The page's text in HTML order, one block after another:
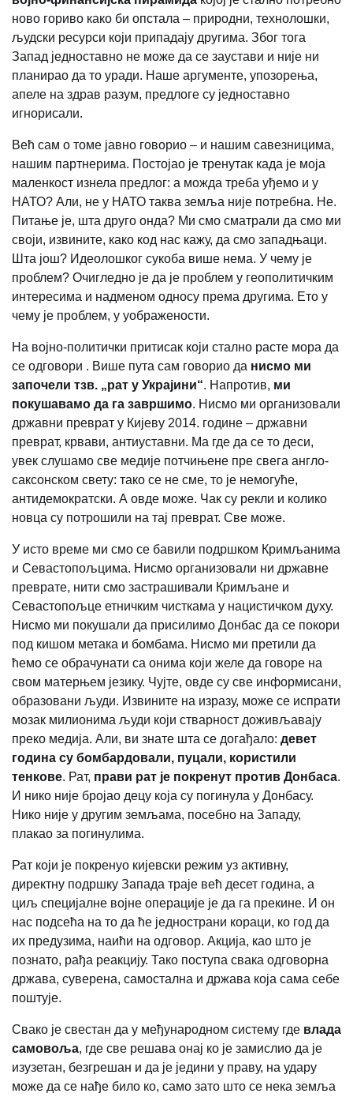
ново гориво како би опстала – природни, технолошки,
људски ресурси који припадају другима. Због тога
Запад једноставно не може да се заустави и није ни
планирао да то уради. Наше аргументе, упозорења,
апеле на здрав разум, предлоге су једноставно
игнорисали.
Већ сам о томе јавно говорио – и нашим савезницима,
нашим партнерима. Постојао је тренутак када је моја
маленкост изнела предлог: а можда треба уђемо и у
НАТО? Али, не у НАТО таква земља није потребна. Не.
Питање је, шта друго онда? Ми смо сматрали да смо ми
своји, извините, како код нас кажу, да смо западњаци.
Шта још? Идеолошког сукоба више нема. У чему је
проблем? Очигледно је да је проблем у геополитичким
интересима и надменом односу према другима. Ето у
чему је проблем, у уображености.
На војно-политички притисак који стално расте мора да
се одговори . Више пута сам говорио да нисмо ми
започели тзв. „рат у Украјини“. Напротив, ми
покушавамо да га завршимо. Нисмо ми организовали
државни преврат у Кијеву 2014. године – државни
преврат, крвави, антиуставни. Ма где да се то деси,
увек слушамо све медије потчињене пре свега англо-
саксонском свету: тако се не сме, то је немогуће,
антидемократски. А овде може. Чак су рекли и колико
новца су потрошили на тај преврат. Све може.
У исто време ми смо се бавили подршком Кримљанима
и Севастопољцима. Нисмо организовали ни државне
преврате, нити смо застрашивали Кримљане и
Севастопољце етничким чисткама у нацистичком духу.
Нисмо ми покушали да присилимо Донбас да се покори
под кишом метака и бомбама. Нисмо ми претили да
ћемо се обрачунати са онима који желе да говоре на
свом матерњем језику. Чујте, овде су све информисани,
образовани људи. Извините на изразу, може се испрати
мозак милионима људи који стварност доживљавају
преко медија. Али, ви знате шта се догађало: девет
година су бомбардовали, пуцали, користили
тенкове. Рат, прави рат је покренут против Донбаса.
И нико није бројао децу која су погинула у Донбасу.
Нико није у другим земљама, посебно на Западу,
плакао за погинулима.
Рат који је покренуо кијевски режим уз активну,
директну подршку Запада траје већ десет година, а
циљ специјалне војне операције је да га прекине. И он
нас подсећа на то да ће једнострани кораци, ко год да
их предузима, наићи на одговор. Акција, као што је
познато, рађа реакцију. Тако поступа свака одговорна
држава, суверена, самостална и држава која сама себе
поштује.
Свако је свестан да у међународном систему где влада
самовоља, где све решава онај ко је замислио да је
изузетан, безгрешан и да је једини у праву, на удару
може да се нађе било ко, само зато што се нека земља